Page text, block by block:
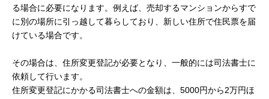
る場合に必要になります。例えば、売却するマンションからすで
に別の場所に引っ越して暮らしており、新しい住所で住民票を届
けている場合です。
その場合は、住所変更登記が必要となり、一般的には司法書士に
依頼して行います。
住所変更登記にかかる司法書士への金額は、5000円から2万円ほ